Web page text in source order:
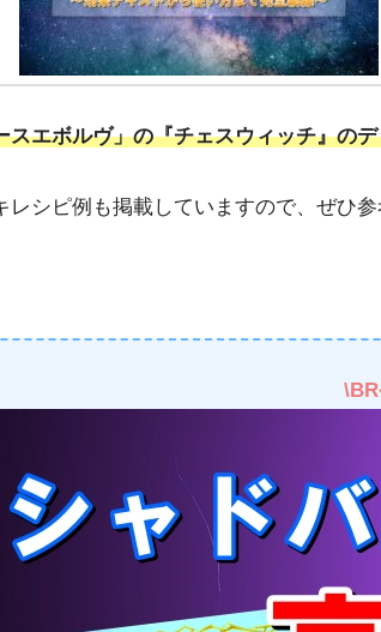
スエボルヴ」の『チェスウィッチ』の
レシピ例も掲載していますので、ぜひ参